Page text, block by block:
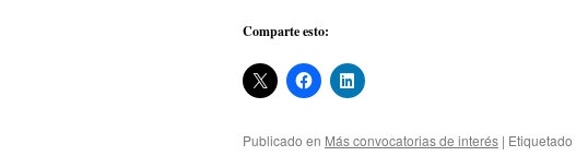
Comparte esto:
Publicado en Más convocatorias de interés | Etiquetado